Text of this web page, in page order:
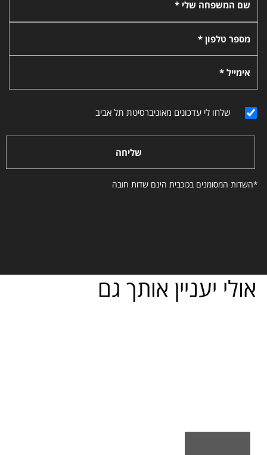
שם המשפחה שלי *
מספר טלפון *
אימייל *
שלחו לי עדכונים מאוניברסיטת תל אביב
שליחה
*השדות המסומנים בכוכבית הינם שדות חובה
אולי יעניין אותך גם